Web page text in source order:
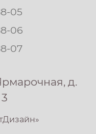
05
06
07
д.